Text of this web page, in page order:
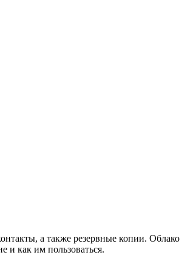
а также резервные копии. Облако
и как им пользоваться.